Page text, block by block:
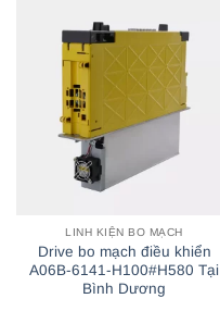
LINH KIỆN BO MẠCH
Drive bo mạch điều khiển
A06B-6141-H100#H580 Tại
Bình Dương